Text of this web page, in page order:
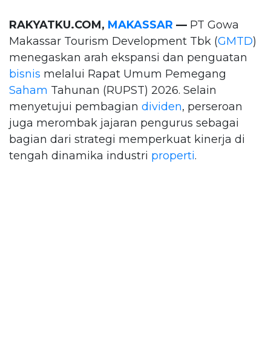
RAKYATKU.COM, MAKASSAR — PT Gowa
Makassar Tourism Development Tbk (GMTD)
menegaskan arah ekspansi dan penguatan
bisnis melalui Rapat Umum Pemegang
Saham Tahunan (RUPST) 2026. Selain
menyetujui pembagian dividen, perseroan
juga merombak jajaran pengurus sebagai
bagian dari strategi memperkuat kinerja di
tengah dinamika industri properti.